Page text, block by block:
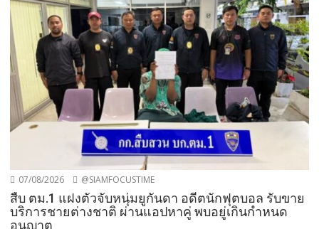
07/08/2026 @SIAMFOCUSTIME
สืบ ตม.1 แฝงตัวจับหนุ่มยูกันดา อดีตนักฟุตบอล รับขาย
บริการชายต่างชาติ ผ่านแอปหาคู่ พบอยู่เกินกำหนด
อนุญาต